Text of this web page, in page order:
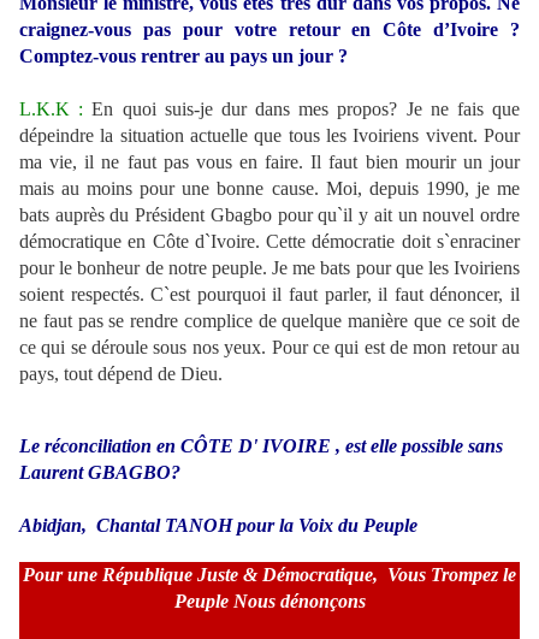
craignez-vous pas pour votre retour en Côte d’Ivoire ?
Comptez-vous rentrer au pays un jour ?
L.K.K : En quoi suis-je dur dans mes propos? Je ne fais que
dépeindre la situation actuelle que tous les Ivoiriens vivent. Pour
ma vie, il ne faut pas vous en faire. Il faut bien mourir un jour
mais au moins pour une bonne cause. Moi, depuis 1990, je me
bats auprès du Président Gbagbo pour qu`il y ait un nouvel ordre
démocratique en Côte d`Ivoire. Cette démocratie doit s`enraciner
pour le bonheur de notre peuple. Je me bats pour que les Ivoiriens
soient respectés. C`est pourquoi il faut parler, il faut dénoncer, il
ne faut pas se rendre complice de quelque manière que ce soit de
ce qui se déroule sous nos yeux. Pour ce qui est de mon retour au
pays, tout dépend de Dieu.
Le réconciliation en CÔTE D' IVOIRE , est elle possible sans
Laurent GBAGBO?
Abidjan, Chantal TANOH pour la Voix du Peuple
Pour une République Juste & Démocratique, Vous Trompez le
Peuple Nous dénonçons